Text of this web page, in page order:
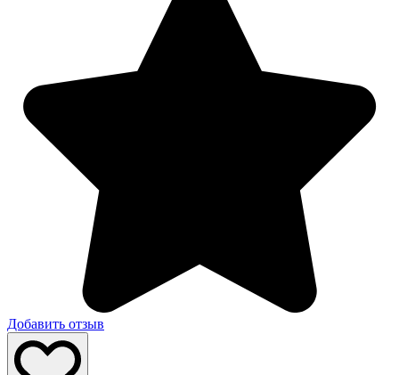
Добавить отзыв